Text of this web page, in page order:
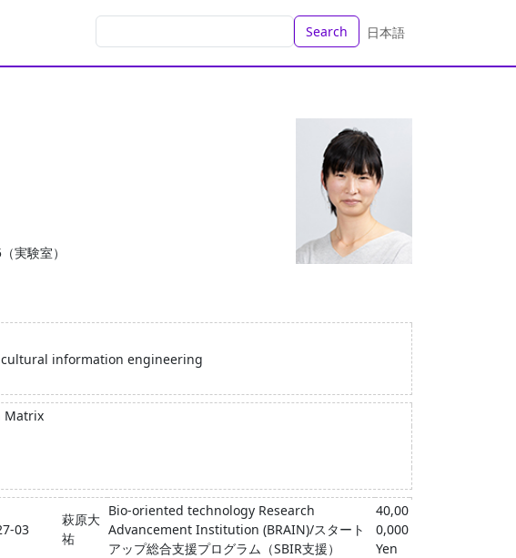
Search 日本語
実験室）
information engineering
Matrix
03
萩原大
祐
Bio-oriented technology Research
Advancement Institution (BRAIN)/スタート
アップ総合支援プログラム（SBIR支援）
40,00
0,000
Yen